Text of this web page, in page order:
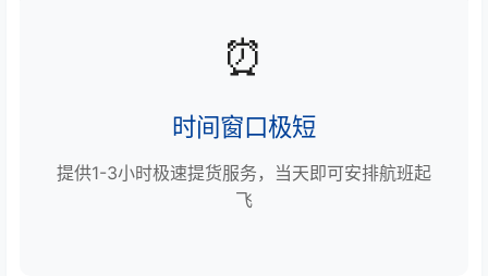
⏰
时间窗口极短
提供1-3小时极速提货服务，当天即可安排航班起
飞